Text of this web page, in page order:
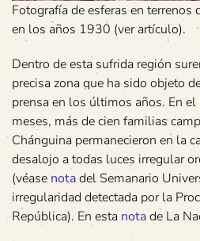
Fotografía de esferas en
en los años 1930 (ver artículo).
Dentro de esta sufrida región
precisa zona que ha sido objeto
prensa en los últimos años. En el
meses, más de cien familias
Chánguina permanecieron en la
desalojo a todas luces irregular
(véase notadel Semanario
irregularidad detectada por la
República). En esta notade La